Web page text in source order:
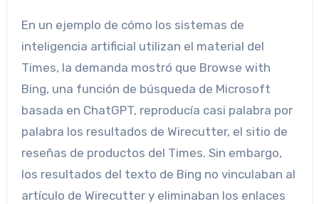
En un ejemplo de cómo los sistemas de
inteligencia artificial utilizan el material del
Times, la demanda mostró que Browse with
Bing, una función de búsqueda de Microsoft
basada en ChatGPT, reproducía casi palabra por
palabra los resultados de Wirecutter, el sitio de
reseñas de productos del Times. Sin embargo,
los resultados del texto de Bing no vinculaban al
artículo de Wirecutter y eliminaban los enlaces